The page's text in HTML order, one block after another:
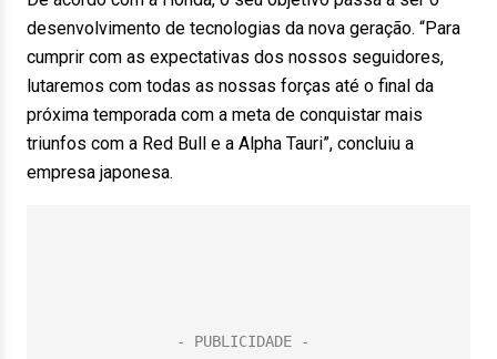
desenvolvimento de tecnologias da nova geração. “Para
cumprir com as expectativas dos nossos seguidores,
lutaremos com todas as nossas forças até o final da
próxima temporada com a meta de conquistar mais
triunfos com a Red Bull e a Alpha Tauri”, concluiu a
empresa japonesa.